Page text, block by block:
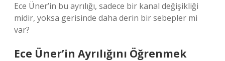
Ece Üner’in bu ayrılığı, sadece bir kanal değişikliği
midir, yoksa gerisinde daha derin bir sebepler mi
var?
Ece Üner’in Ayrılığını Öğrenmek